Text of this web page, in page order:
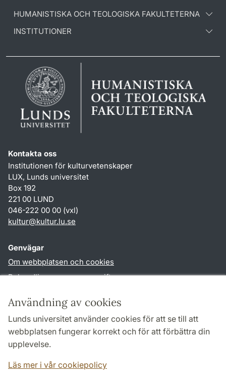
Användning av cookies
Lunds universitet använder cookies för att se till att
webbplatsen fungerar korrekt och för att förbättra din
upplevelse.
Läs mer i vår cookiepolicy
HUMANISTISKA OCH TEOLOGISKA FAKULTETERNA
INSTITUTIONER
Kontakta oss
Institutionen för kulturvetenskaper
LUX, Lunds universitet
Box 192
221 00 LUND
046-222 00 00 (vxl)
kultur@kultur.lu.se
Genvägar
Om webbplatsen och cookies
Behandling av personuppgifter
TYPO3-login
Följ oss i sociala medier